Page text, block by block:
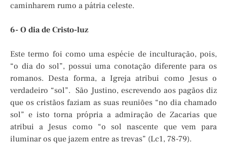
caminharem rumo a pátria celeste.
6- O dia de Cristo-luz
Este termo foi como uma espécie de inculturação, pois,
“o dia do sol”, possui uma conotação diferente para os
romanos. Desta forma, a Igreja atribui como Jesus o
verdadeiro “sol”. São Justino, escrevendo aos pagãos diz
que os cristãos faziam as suas reuniões “no dia chamado
sol” e isto torna própria a admiração de Zacarias que
atribui a Jesus como “o sol nascente que vem para
iluminar os que jazem entre as trevas” (Lc1, 78-79).